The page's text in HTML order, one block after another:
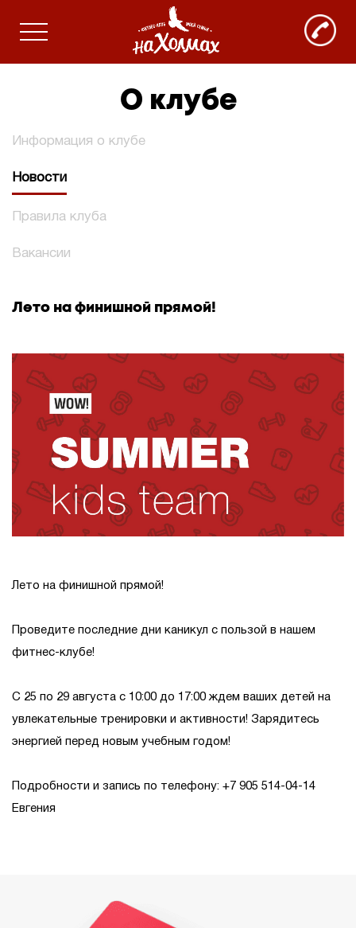
О клубе
Информация о клубе
Новости
Правила клуба
Вакансии
Лето на финишной прямой!
Лето на финишной прямой!
Проведите последние дни каникул с пользой в нашем
фитнес-клубе!
С 25 по 29 августа с 10:00 до 17:00 ждем ваших детей на
увлекательные тренировки и активности! Зарядитесь
энергией перед новым учебным годом!
Подробности и запись по телефону: ‪+7 905 514-04-14‬
Евгения